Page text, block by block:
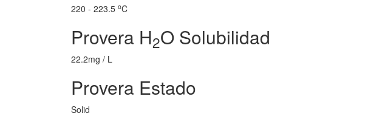
220 - 223.5 oC
Provera H2O Solubilidad
22.2mg / L
Provera Estado
Solid